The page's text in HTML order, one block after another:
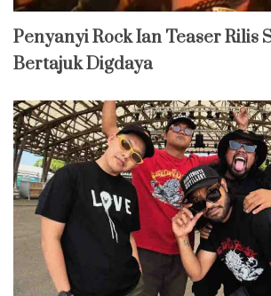
Penyanyi Rock Ian Teaser Rilis
Bertajuk Digdaya